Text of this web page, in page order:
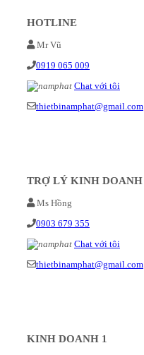
HOTLINE
Mr Vũ
0919 065 009
Chat với tôi
thietbinamphat@gmail.com
TRỢ LÝ KINH DOANH
Ms Hồng
0903 679 355
Chat với tôi
thietbinamphat@gmail.com
KINH DOANH 1